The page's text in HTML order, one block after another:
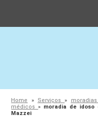
Home » Serviços»
médicos» moradia de idoso
Mazzei